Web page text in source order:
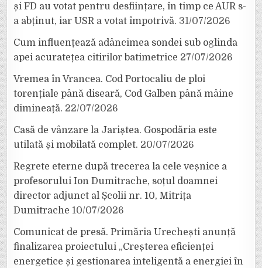
și FD au votat pentru desființare, în timp ce AUR s-
a abținut, iar USR a votat împotrivă. 31/07/2026
Cum influențează adâncimea sondei sub oglinda
apei acuratețea citirilor batimetrice 27/07/2026
Vremea în Vrancea. Cod Portocaliu de ploi
torențiale până diseară, Cod Galben până mâine
dimineață. 22/07/2026
Casă de vânzare la Jariștea. Gospodăria este
utilată și mobilată complet. 20/07/2026
Regrete eterne după trecerea la cele veșnice a
profesorului Ion Dumitrache, soțul doamnei
director adjunct al Școlii nr. 10, Mitrița
Dumitrache 10/07/2026
Comunicat de presă. Primăria Urechești anunță
finalizarea proiectului „Creșterea eficienței
energetice și gestionarea inteligentă a energiei în